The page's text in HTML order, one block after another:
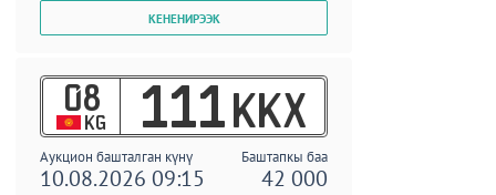
08
KG 111 KKX
Аукцион башталган күнү Баштапкы баа
10.08.2026 09:15 42 000